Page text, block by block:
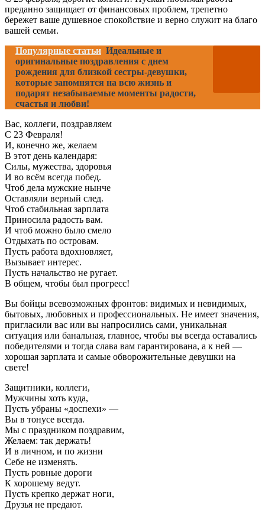
преданно защищает от финансовых проблем, трепетно
бережет ваше душевное спокойствие и верно служит на благо
вашей семьи.
Популярные статьи Идеальные и
оригинальные поздравления с днем
рождения для близкой сестры-девушки,
которые запомнятся на всю жизнь и
подарят незабываемые моменты радости,
счастья и любви!
Вас, коллеги, поздравляем
С 23 Февраля!
И, конечно же, желаем
В этот день календаря:
Силы, мужества, здоровья
И во всём всегда побед.
Чтоб дела мужские нынче
Оставляли верный след.
Чтоб стабильная зарплата
Приносила радость вам.
И чтоб можно было смело
Отдыхать по островам.
Пусть работа вдохновляет,
Вызывает интерес.
Пусть начальство не ругает.
В общем, чтобы был прогресс!
Вы бойцы всевозможных фронтов: видимых и невидимых,
бытовых, любовных и профессиональных. Не имеет значения,
пригласили вас или вы напросились сами, уникальная
ситуация или банальная, главное, чтобы вы всегда оставались
победителями и тогда слава вам гарантирована, а к ней —
хорошая зарплата и самые обворожительные девушки на
свете!
Защитники, коллеги,
Мужчины хоть куда,
Пусть убраны «доспехи» —
Вы в тонусе всегда.
Мы с праздником поздравим,
Желаем: так держать!
И в личном, и по жизни
Себе не изменять.
Пусть ровные дороги
К хорошему ведут.
Пусть крепко держат ноги,
Друзья не предают.